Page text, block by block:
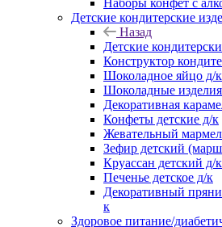
Наборы конфет с
Детские кондитерские
Назад
Детские
Конструктор
Шоколадное яйцо д/к
Шоколадные
Декоративная
Конфеты детские д/к
Жевательный
Зефир детский
Круассан детский д/к
Печенье детское д/к
Декоративный
к
Здоровое питание/